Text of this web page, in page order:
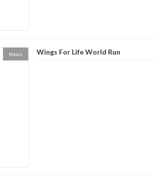
News Wings For Life World Run